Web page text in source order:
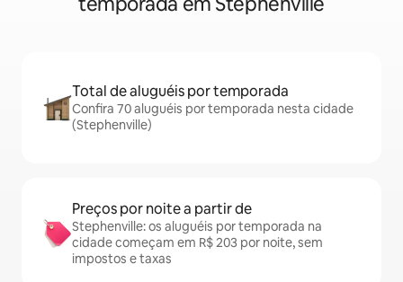
Total de aluguéis por temporada
Confira 70 aluguéis por temporada nesta cidade
(Stephenville)
Preços por noite a partir de
Stephenville: os aluguéis por temporada na
cidade começam em R$ 203 por noite, sem
impostos e taxas